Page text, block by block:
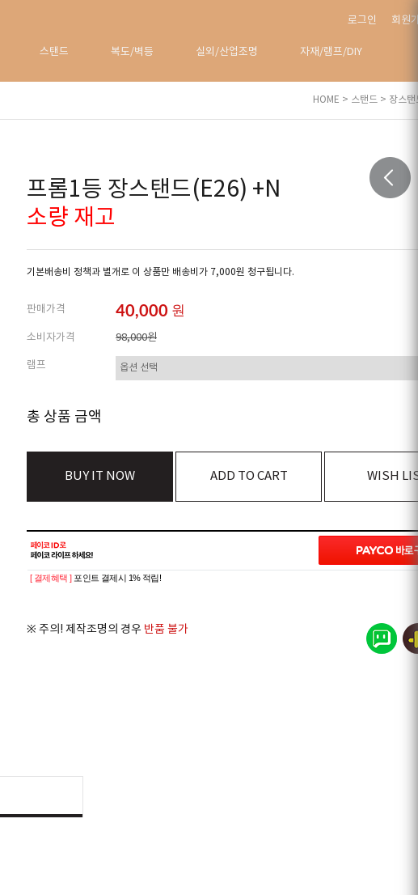
로그인 회원
스탠드 복도/벽등 실외/산업조명 자재/램프/DIY
HOME > 스탠드 > 장스탠
프롬1등 장스탠드(E26) +N
소량 재고
기본배송비 정책과 별개로 이 상품만 배송비가 7,000원 청구됩니다.
판매가격 40,000 원
소비자가격 98,000원
램프
총 상품 금액
BUY IT NOW ADD TO CART WISH
[ 결제혜택 ] 포인트 결제시 1% 적립!
※ 주의! 제작조명의 경우 반품 불가